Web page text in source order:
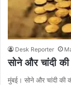
Desk Reporter
सोने और चांदी
मुंबई। सोने और चांदी की